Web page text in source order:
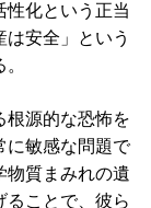
性化という正当
安全」という
源的な恐怖を
に敏感な問題で
物質まみれの遺
ることで、彼ら